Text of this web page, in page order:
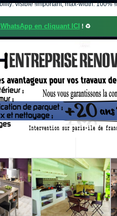
visible !important; max-width:
WhatsApp en cliquant ICI ! ♻️